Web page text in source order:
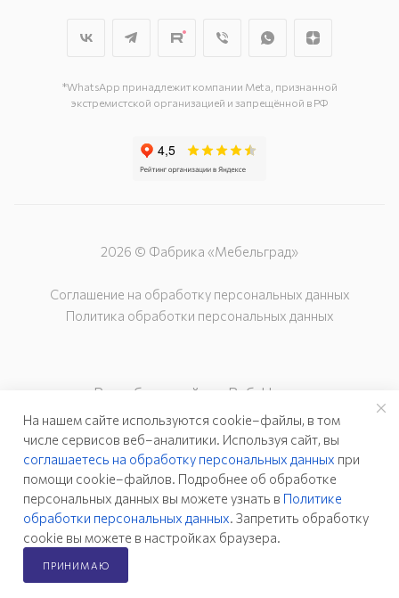
г. Подольск, ул. Станционная, д. 11
*WhatsApp принадлежит компании Meta, признанной
экстремистской организацией и запрещённой в РФ
2026 © Фабрика «Мебельград»
Соглашение на обработку персональных данных
Политика обработки персональных данных
Разработка сайта – Веб-Центр
Главная
На нашем сайте используются cookie–файлы, в том
числе сервисов веб–аналитики. Используя сайт, вы
соглашаетесь на обработку персональных данных при
помощи cookie–файлов. Подробнее об обработке
персональных данных вы можете узнать в Политике
обработки персональных данных. Запретить обработку
cookie вы можете в настройках браузера.
ПРИНИМАЮ